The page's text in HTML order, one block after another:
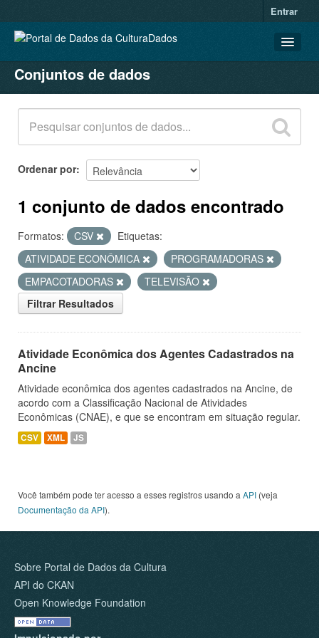
Entrar
CONJUNTOS DE DADOS
ORGANIZAÇÕES
GRUPOS
SOBRE
Conjuntos de dados
Ordenar por
1 conjunto de dados encontrado
Formatos: CSV
Etiquetas:
ATIVIDADE ECONÔMICA
PROGRAMADORAS
EMPACOTADORAS
TELEVISÃO
Filtrar Resultados
Atividade Econômica dos Agentes Cadastrados na
Ancine
Atividade econômica dos agentes cadastrados na Ancine, de
acordo com a Classificação Nacional de Atividades
Econômicas (CNAE), e que se encontram em situação regular.
CSV XML JS
Você também pode ter acesso a esses registros usando a API (veja
Documentação da API).
Sobre Portal de Dados da Cultura
API do CKAN
Open Knowledge Foundation